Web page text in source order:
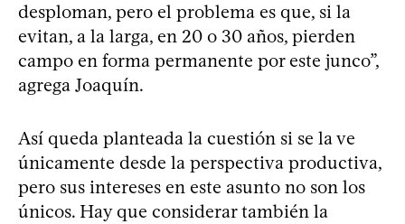
desploman, pero el problema es que, si la
evitan, a la larga, en 20 o 30 años, pierden
campo en forma permanente por este junco”,
agrega Joaquín.
Así queda planteada la cuestión si se la ve
únicamente desde la perspectiva productiva,
pero sus intereses en este asunto no son los
únicos. Hay que considerar también la